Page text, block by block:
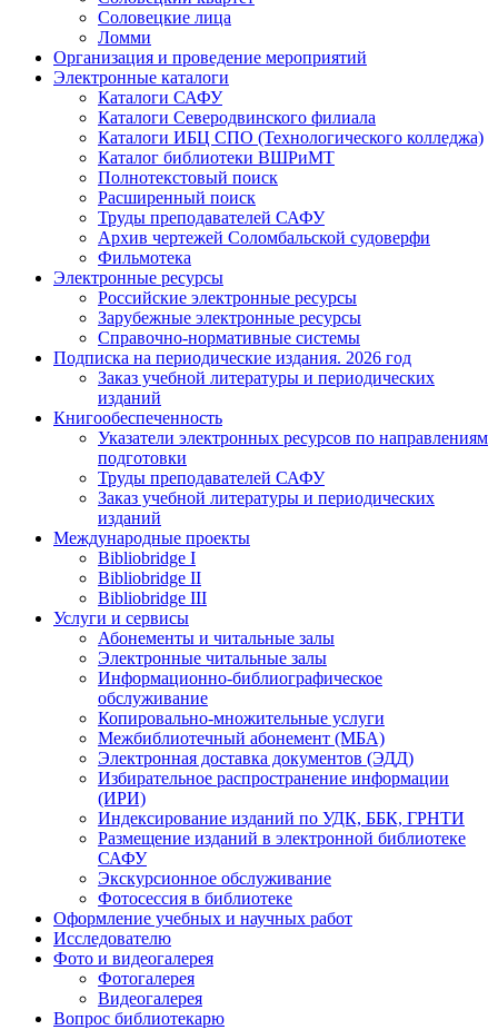
Соловецкие лица
Ломми
Организация и проведение мероприятий
Электронные каталоги
Каталоги САФУ
Каталоги Северодвинского филиала
Каталоги ИБЦ СПО (Технологического колледжа)
Каталог библиотеки ВШРиМТ
Полнотекстовый поиск
Расширенный поиск
Труды преподавателей САФУ
Архив чертежей Соломбальской судоверфи
Фильмотека
Электронные ресурсы
Российские электронные ресурсы
Зарубежные электронные ресурсы
Справочно-нормативные системы
Подписка на периодические издания. 2026 год
Заказ учебной литературы и периодических
изданий
Книгообеспеченность
Указатели электронных ресурсов по направлениям
подготовки
Труды преподавателей САФУ
Заказ учебной литературы и периодических
изданий
Международные проекты
Bibliobridge I
Bibliobridge II
Bibliobridge III
Услуги и сервисы
Абонементы и читальные залы
Электронные читальные залы
Информационно-библиографическое
обслуживание
Копировально-множительные услуги
Межбиблиотечный абонемент (МБА)
Электронная доставка документов (ЭДД)
Избирательное распространение информации
(ИРИ)
Индексирование изданий по УДК, ББК, ГРНТИ
Размещение изданий в электронной библиотеке
САФУ
Экскурсионное обслуживание
Фотосессия в библиотеке
Оформление учебных и научных работ
Исследователю
Фото и видеогалерея
Фотогалерея
Видеогалерея
Вопрос библиотекарю